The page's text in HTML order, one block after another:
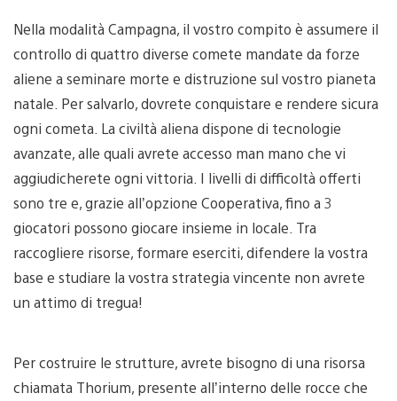
Nella modalità Campagna, il vostro compito è assumere il
controllo di quattro diverse comete mandate da forze
aliene a seminare morte e distruzione sul vostro pianeta
natale. Per salvarlo, dovrete conquistare e rendere sicura
ogni cometa. La civiltà aliena dispone di tecnologie
avanzate, alle quali avrete accesso man mano che vi
aggiudicherete ogni vittoria. I livelli di difficoltà offerti
sono tre e, grazie all’opzione Cooperativa, fino a 3
giocatori possono giocare insieme in locale. Tra
raccogliere risorse, formare eserciti, difendere la vostra
base e studiare la vostra strategia vincente non avrete
un attimo di tregua!
Per costruire le strutture, avrete bisogno di una risorsa
chiamata Thorium, presente all’interno delle rocce che